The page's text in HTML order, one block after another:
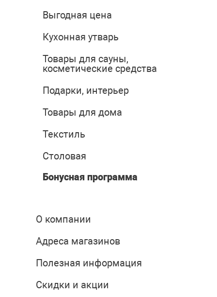
Выгодная цена
Кухонная утварь
Товары для сауны,
косметические средства
Подарки, интерьер
Товары для дома
Текстиль
Столовая
Бонусная программа
О компании
Адреса магазинов
Полезная информация
Скидки и акции